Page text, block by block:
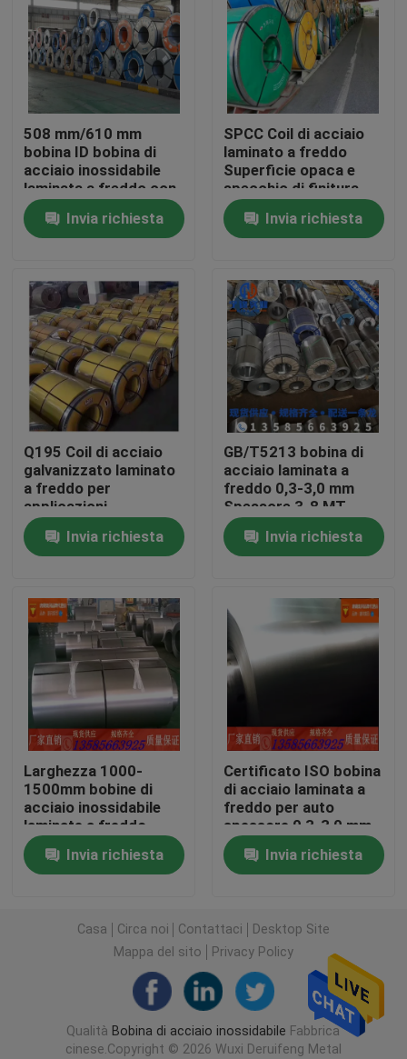
Casa
Prodotti
Video
Chi siamo
Fatory Tour
Controllo di qualità
Contattaci
Richiedere un preventivo
Bobina d'acciaio laminata a freddo
Bobina d'acciaio laminata a caldo
Lamiera di acciaio inossidabile
Piatto d'acciaio del modello
Strato di acciaio inossidabile dello specchio
Tubo senza saldatura di acciaio inossidabile
Tubo saldato di acciaio inossidabile
angolo in acciaio inossidabile
508 mm/610 mm
bobina ID bobina di
acciaio inossidabile
laminata a freddo con
standard DIN
EN10268Invia richiesta
SPCC Coil di acciaio
laminato a freddo
Superficie opaca e
specchio di finitura
Coil ID 508mm/610mm
Invia richiesta
Q195 Coil di acciaio
galvanizzato laminato
a freddo per
applicazioni
automobilistiche
Invia richiesta
GB/T5213 bobina di
acciaio laminata a
freddo 0,3-3,0 mm
Spessore 3-8 MT
Peso della bobina
Invia richiesta
Larghezza 1000-
1500mm bobine di
acciaio inossidabile
laminate a freddo
MOQ 25MT
DisponibileInvia richiesta
Certificato ISO bobina
di acciaio laminata a
freddo per auto
spessore 0,3-3,0 mm
Invia richiesta
Casa Circa noi Contattaci
Desktop Site
Mappa del sito
Privacy Policy
Qualità Bobina di acciaio inossidabile Fabbrica
cinese.Copyright © 2026 Wuxi Deruifeng Metal